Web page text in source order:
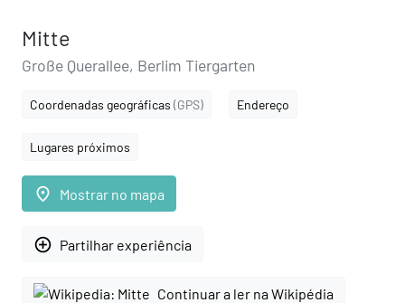
Mitte
Große Querallee, Berlim Tiergarten
Coordenadas geográficas (GPS) Endereço
Lugares próximos
place Mostrar no mapa
add_circle_outline Partilhar experiência
Continuar a ler na Wikipédia